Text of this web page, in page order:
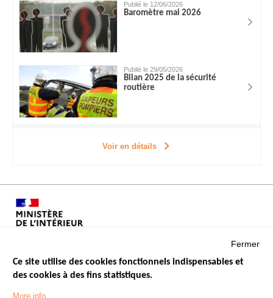
Publié le 12/06/2026
Baromètre mai 2026
Publié le 29/05/2026
Bilan 2025 de la sécurité
routière
Voir en détails
Menu
LES SITES PUBLICS
Fermer
Ce site utilise des cookies fonctionnels indispensables et
des cookies à des fins statistiques.
More info